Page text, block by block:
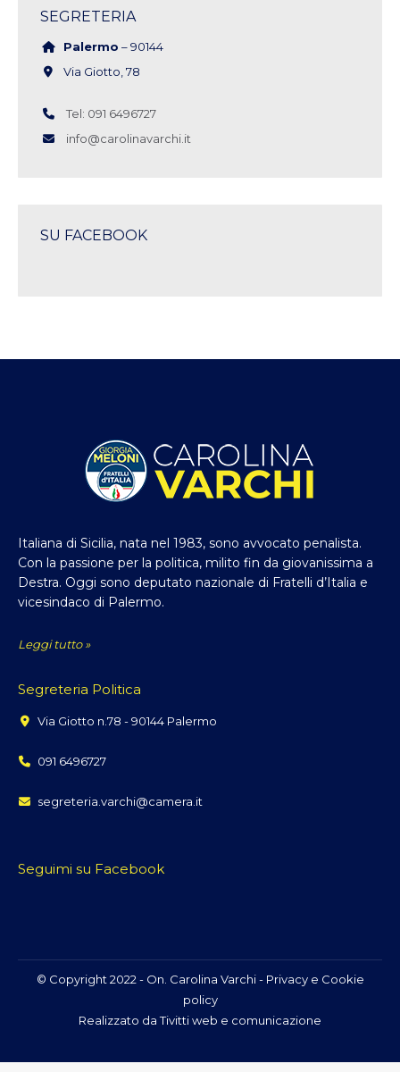
SEGRETERIA
Palermo – 90144
Via Giotto, 78
Tel: 091 6496727
info@carolinavarchi.it
SU FACEBOOK
Italiana di Sicilia, nata nel 1983, sono avvocato penalista.
Con la passione per la politica, milito fin da giovanissima a
Destra. Oggi sono deputato nazionale di Fratelli d’Italia e
vicesindaco di Palermo.
Leggi tutto »
Segreteria Politica
Via Giotto n.78 - 90144 Palermo
091 6496727
segreteria.varchi@camera.it
Seguimi su Facebook
© Copyright 2022 - On. Carolina Varchi - Privacy e Cookie
policy
Realizzato daTivitti web e comunicazione